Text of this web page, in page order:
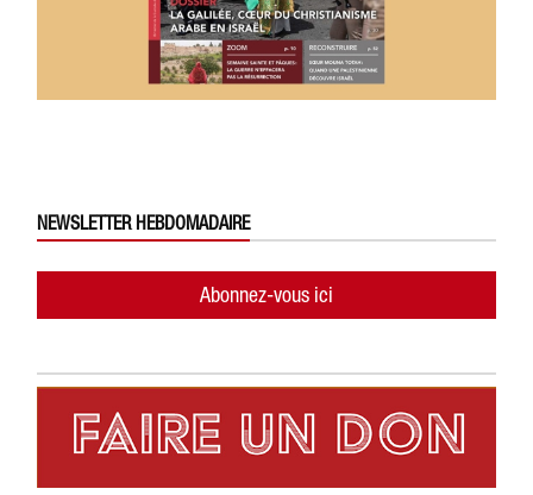
NEWSLETTER HEBDOMADAIRE
Abonnez-vous ici